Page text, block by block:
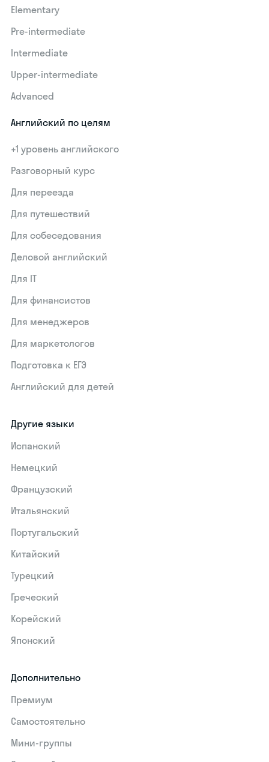
Elementary
Pre-intermediate
Intermediate
Upper-intermediate
Advanced
Английский по целям
+1 уровень английского
Разговорный курс
Для переезда
Для путешествий
Для собеседования
Деловой английский
Для IT
Для финансистов
Для менеджеров
Для маркетологов
Подготовка к ЕГЭ
Английский для детей
Другие языки
Испанский
Немецкий
Французский
Итальянский
Португальский
Китайский
Турецкий
Греческий
Корейский
Японский
Дополнительно
Премиум
Самостоятельно
Мини-группы